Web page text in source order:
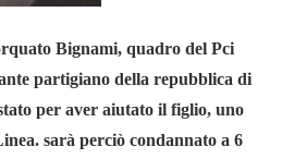
Bignami, quadro del Pci
partigiano della repubblica di
per aver aiutato il figlio, uno
sarà perciò condannato a 6